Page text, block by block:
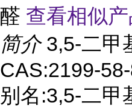
醛 查看相似
简介 3,5-二甲
CAS:2199-
别名:3,5-二甲